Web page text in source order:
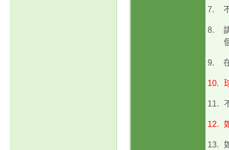
7.
8.
9.
10.
11.
12.
13.